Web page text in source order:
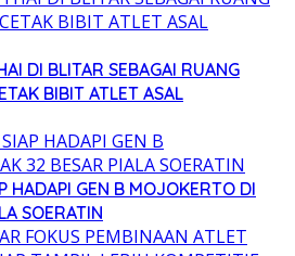
DI BLITAR SEBAGAI RUANG
BIBIT ATLET ASAL
HADAPI GEN B MOJOKERTO DI
SOERATIN